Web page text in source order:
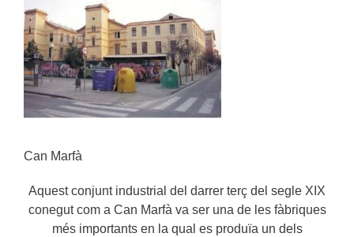
Can Marfà
Aquest conjunt industrial del darrer terç del segle XIX
conegut com a Can Marfà va ser una de les fàbriques
més importants en la qual es produïa un dels